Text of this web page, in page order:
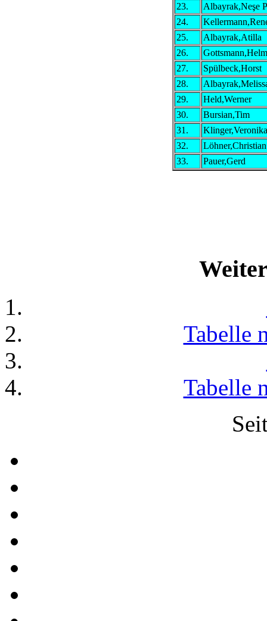
23.
Albayrak,Neşe
24.
25.
Albayrak,Atilla
26.
27.
Spülbeck,Horst
28.
29.
Held,Werner
30.
Bursian,Tim
31.
Klinger,Veronika
32.
Löhner,Christian
33.
Pauer,Gerd
Tabelle
Tabelle